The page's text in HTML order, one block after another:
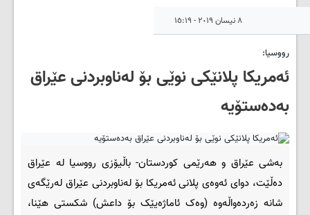
٨ نیسان ٢٠١٩ - ١٥:١٩
رووسیا:
ئه‌مریكا پلانێكى نوێى بۆ له‌ناوبردنى عێراق
بەدەستۆیە
بەشی عێراق و هەرێمی کوردستان- باڵیۆزى رووسیا له‌ عێراق
ده‌ڵێت، دواى ئه‌وه‌ى پلانى ئه‌مریكا بۆ له‌ناوبردنى عێراق له‌رێگه‌ى
شانه‌ زه‌رده‌واڵه‌وه‌ (وه‌ک ئاماژه‌یێک بۆ داعش) شكستی هێنا،